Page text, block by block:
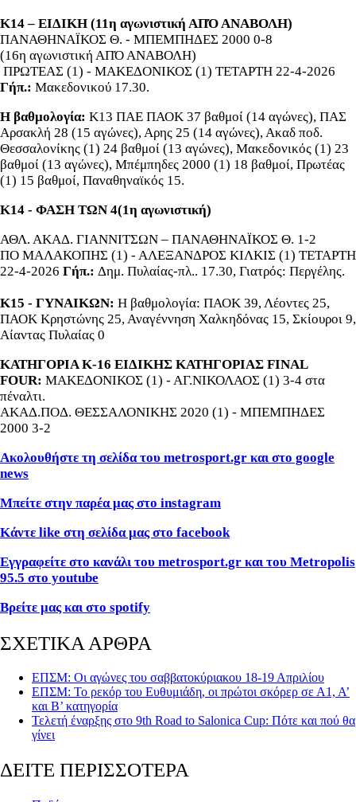
Κ14 – ΕΙΔΙΚΗ (11η αγωνιστική ΑΠΌ ΑΝΑΒΟΛΗ)
ΠΑΝΑΘΗΝΑΪΚΟΣ Θ. - ΜΠΕΜΠΗΔΕΣ 2000 0-8
(16η αγωνιστική ΑΠΌ ΑΝΑΒΟΛΗ)
ΠΡΩΤΕΑΣ (1) - ΜΑΚΕΔΟΝΙΚΟΣ (1) ΤΕΤΑΡΤΗ 22-4-2026
Γήπ.: Μακεδονικού 17.30.
Η βαθμολογία: Κ13 ΠΑΕ ΠΑΟΚ 37 βαθμοί (14 αγώνες), ΠΑΣ
Αρσακλή 28 (15 αγώνες), Αρης 25 (14 αγώνες), Ακαδ ποδ.
Θεσσαλονίκης (1) 24 βαθμοί (13 αγώνες), Μακεδονικός (1) 23
βαθμοί (13 αγώνες), Μπέμπηδες 2000 (1) 18 βαθμοί, Πρωτέας
(1) 15 βαθμοί, Παναθηναϊκός 15.
Κ14 - ΦΑΣΗ ΤΩΝ 4(1η αγωνιστική)
ΑΘΛ. ΑΚΑΔ. ΓΙΑΝΝΙΤΣΩΝ – ΠΑΝΑΘΗΝΑΪΚΟΣ Θ. 1-2
ΠΟ ΜΑΛΑΚΟΠΗΣ (1) - ΑΛΕΞΑΝΔΡΟΣ ΚΙΛΚΙΣ (1) ΤΕΤΑΡΤΗ
22-4-2026 Γήπ.: Δημ. Πυλαίας-πλ.. 17.30, Γιατρός: Περγέλης.
Κ15 - ΓΥΝΑΙΚΩΝ: Η βαθμολογία: ΠΑΟΚ 39, Λέοντες 25,
ΠΑΟΚ Κρηστώνης 25, Αναγέννηση Χαλκηδόνας 15, Σκίουροι 9,
Αίαντας Πυλαίας 0
ΚΑΤΗΓΟΡΙΑ Κ-16 ΕΙΔΙΚΗΣ ΚΑΤΗΓΟΡΙΑΣ FINAL
FOUR: ΜΑΚΕΔΟΝΙΚΟΣ (1) - ΑΓ.ΝΙΚΟΛΑΟΣ (1) 3-4 στα
πέναλτι.
ΑΚΑΔ.ΠΟΔ. ΘΕΣΣΑΛΟΝΙΚΗΣ 2020 (1) - ΜΠΕΜΠΗΔΕΣ
2000 3-2
Ακολουθήστε τη σελίδα του metrosport.gr και στο google
news
Μπείτε στην παρέα μας στο instagram
Κάντε like στη σελίδα μας στο facebook
Εγγραφείτε στο κανάλι του metrosport.gr και του Metropolis
95.5 στο youtube
Βρείτε μας και στο spotify
ΣΧΕΤΙΚΑ ΑΡΘΡΑ
ΕΠΣΜ: Οι αγώνες του σαββατοκύριακου 18-19 Απριλίου
ΕΠΣΜ: Το ρεκόρ του Ευθυμιάδη, οι πρώτοι σκόρερ σε Α1, Α’
και Β’ κατηγορία
Τελετή έναρξης στο 9th Road to Salonica Cup: Πότε και πού θα
γίνει
ΔΕΙΤΕ ΠΕΡΙΣΣΟΤΕΡΑ